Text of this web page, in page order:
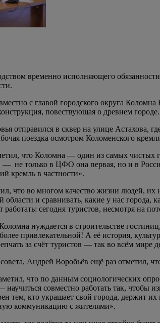
временно исполняющего
с главой городского округа
повествующая о древнем городе.
отправился в сквер на улице Астахова,
поездка осмотром Коломенского
что Коломна — один из самых
не только в ЦФО она первая, но и в
кремль в частности».
что во многом качество жизни людей,
области и сравнивать, какие у нас
сегодня туристов, несмотря на
нуждается в строительстве
привлекательной! А её история,
за счёт туристов — так во всём мире
Андрей Воробьёв ещё раз отметил,
что по данным социологических
научиться совместно работать так,
тем, кто украшает свой города, держит
коммуникацию с жителями».